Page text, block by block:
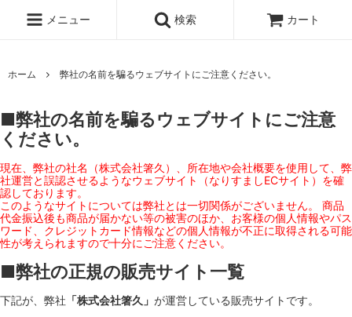
メニュー 検索 カート
ホーム 弊社の名前を騙るウェブサイトにご注意ください。
■弊社の名前を騙るウェブサイトにご注意
ください。
現在、弊社の社名（株式会社箸久）、所在地や会社概要を使用して、弊
社運営と誤認させるようなウェブサイト（なりすましECサイト）を確
認しております。
このようなサイトについては弊社とは一切関係がございません。 商品
代金振込後も商品が届かない等の被害のほか、お客様の個人情報やパス
ワード、クレジットカード情報などの個人情報が不正に取得される可能
性が考えられますので十分にご注意ください。
■弊社の正規の販売サイト一覧
下記が、弊社 「株式会社箸久」 が運営している販売サイトです。